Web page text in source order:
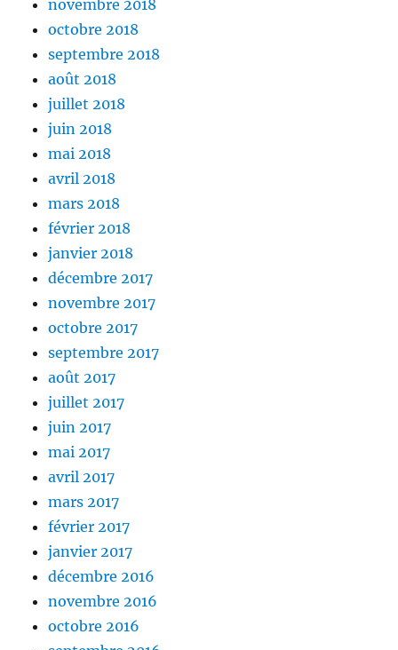
novembre 2018
octobre 2018
septembre 2018
août 2018
juillet 2018
juin 2018
mai 2018
avril 2018
mars 2018
février 2018
janvier 2018
décembre 2017
novembre 2017
octobre 2017
septembre 2017
août 2017
juillet 2017
juin 2017
mai 2017
avril 2017
mars 2017
février 2017
janvier 2017
décembre 2016
novembre 2016
octobre 2016